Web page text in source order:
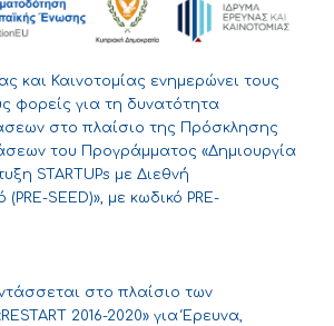
και Καινοτομίας ενημερώνει τους
φορείς για τη δυνατότητα
στο πλαίσιο της Πρόσκλησης
του Προγράμματος «Δημιουργία
STARTUPs με Διεθνή
SEED)», με κωδικό PRE-
στο πλαίσιο των
2016-2020» για Έρευνα,